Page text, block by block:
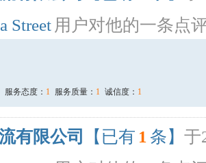
Street 用户对他的一条点
服务态度： 1 服务质量： 1 诚信度： 1
有限公司 【已有 1 条】 于